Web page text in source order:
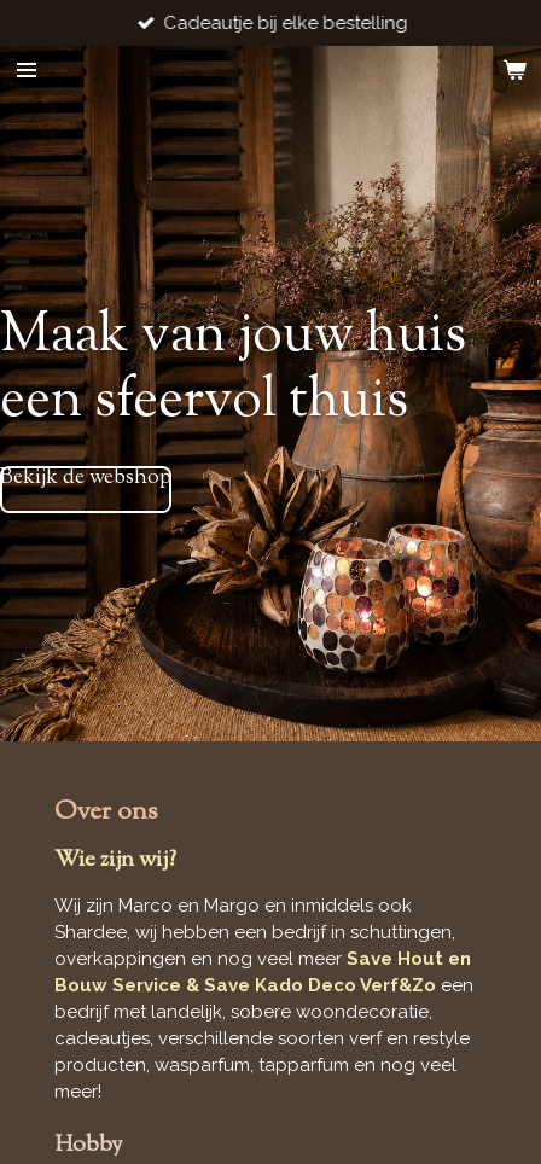
direct
naar
de
hoofdinhoud
Cadeautje bij elke bestelling
Maak van jouw huis
een sfeervol thuis
Bekijk de webshop
Over ons
Wie zijn wij?
Wij zijn Marco en Margo en inmiddels ook
Shardee, wij hebben een bedrijf in schuttingen,
overkappingen en nog veel meer Save Hout en
Bouw Service & Save Kado Deco Verf&Zo een
bedrijf met landelijk, sobere woondecoratie,
cadeautjes, verschillende soorten verf en restyle
producten, wasparfum, tapparfum en nog veel
meer!
Hobby